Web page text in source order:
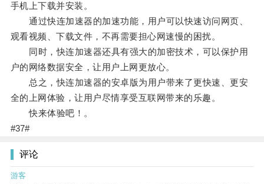
手机上下载并安装。
通过快连加速器的加速功能，用户可以快速访问网页、
观看视频、下载文件，不再需要担心网速慢的困扰。
同时，快连加速器还具有强大的加密技术，可以保护用
户的网络数据安全，让用户上网更放心。
总之，快连加速器的安卓版为用户带来了更快速、更安
全的上网体验，让用户尽情享受互联网带来的乐趣。
快来体验吧！。
#37#
评论
游客